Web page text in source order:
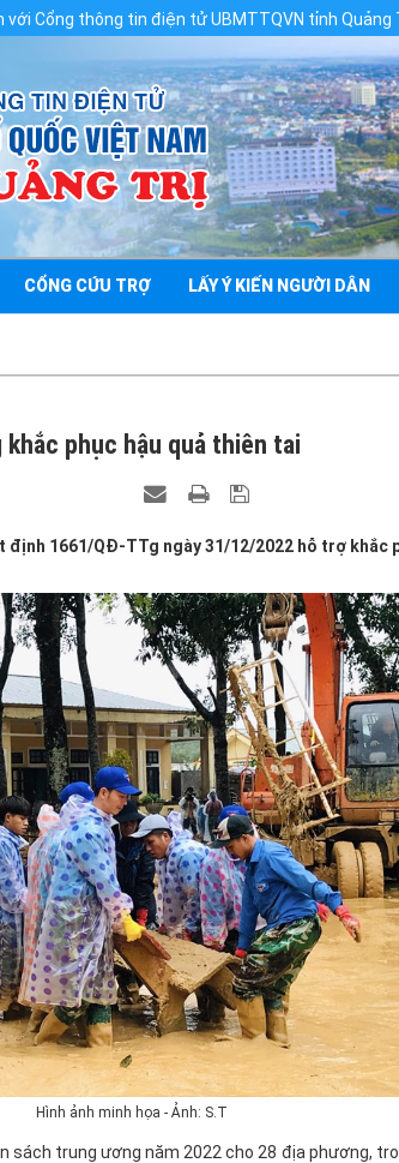
CỔNG CỨU TRỢ LẤY Ý KIẾN NGƯỜI DÂN
tin điện tử UBMTTQVN tỉnh Quảng Trị
phục hậu quả thiên tai
định 1661/QĐ-TTg ngày 31/12/2022 hỗ trợ khắc
Hình ảnh minh họa - Ảnh: S.T
sách trung ương năm 2022 cho 28 địa phương,